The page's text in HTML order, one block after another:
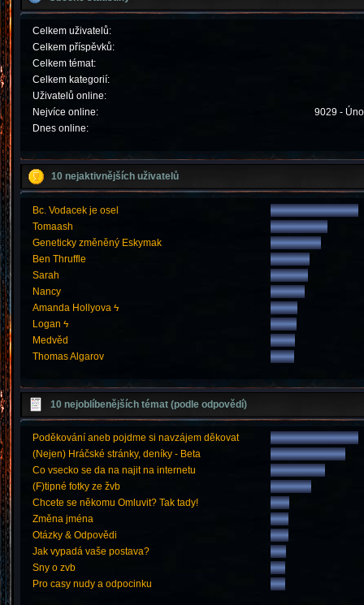
Celkem uživatelů:
Celkem příspěvků:
Celkem témat:
Celkem kategorií:
Uživatelů online:
Nejvíce online:
9029 -
Dnes online:
10 nejaktivnějších uživatelů
Bc. Vodacek je osel
Tomaash
Geneticky změněný Eskymak
Ben Thruffle
Sarah
Nancy
Amanda Hollyova ϟ
Logan ϟ
Medvěd
Thomas Algarov
10 nejoblíbenějších témat (podle odpovědí)
Poděkování aneb pojdme si navzájem děkovat
(Nejen) Hráčské stránky, deníky - Beta
Co vsecko se da na najit na internetu
(F)tipné fotky ze žvb
Chcete se někomu Omluvit? Tak tady!
Změna jména
Otázky & Odpovědi
Jak vypadá vaše postava?
Sny o zvb
Pro casy nudy a odpocinku